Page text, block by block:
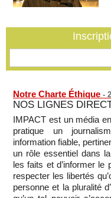
Mali-Algérie : le PM
07/08/2026 -
Journaliste libanaise
07/08/2026 -
Notre Charte Éthique -
NOS LIGNES
IMPACT est un média
pratique un
information fiable,
un rôle essentiel dans
les faits et d’informer le
respecter les libertés
personne et la pluralité